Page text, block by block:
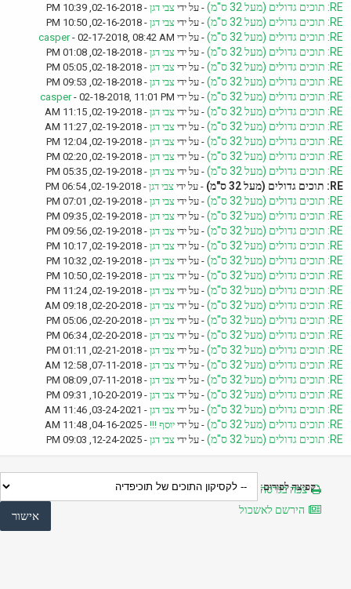
RE: תוכים גדולים (מעל 32 ס"מ) - על ידי צבי דגן - 02-16-2018, 10:39 PM
RE: תוכים גדולים (מעל 32 ס"מ) - על ידי צבי דגן - 02-16-2018, 10:50 PM
RE: תוכים גדולים (מעל 32 ס"מ) - על ידי casper- 02-17-2018, 08:42 AM
RE: תוכים גדולים (מעל 32 ס"מ) - על ידי צבי דגן - 02-18-2018, 01:08 PM
RE: תוכים גדולים (מעל 32 ס"מ) - על ידי צבי דגן - 02-18-2018, 05:05 PM
RE: תוכים גדולים (מעל 32 ס"מ) - על ידי צבי דגן - 02-18-2018, 09:53 PM
RE: תוכים גדולים (מעל 32 ס"מ) - על ידי casper- 02-18-2018, 11:01 PM
RE: תוכים גדולים (מעל 32 ס"מ) - על ידי צבי דגן - 02-19-2018, 11:15 AM
RE: תוכים גדולים (מעל 32 ס"מ) - על ידי צבי דגן - 02-19-2018, 11:27 AM
RE: תוכים גדולים (מעל 32 ס"מ) - על ידי צבי דגן - 02-19-2018, 12:04 PM
RE: תוכים גדולים (מעל 32 ס"מ) - על ידי צבי דגן - 02-19-2018, 02:20 PM
RE: תוכים גדולים (מעל 32 ס"מ) - על ידי צבי דגן - 02-19-2018, 05:35 PM
RE: תוכים גדולים (מעל 32 ס"מ) - על ידי צבי דגן - 02-19-2018, 06:54 PM
RE: תוכים גדולים (מעל 32 ס"מ) - על ידי צבי דגן - 02-19-2018, 07:01 PM
RE: תוכים גדולים (מעל 32 ס"מ) - על ידי צבי דגן - 02-19-2018, 09:35 PM
RE: תוכים גדולים (מעל 32 ס"מ) - על ידי צבי דגן - 02-19-2018, 09:56 PM
RE: תוכים גדולים (מעל 32 ס"מ) - על ידי צבי דגן - 02-19-2018, 10:17 PM
RE: תוכים גדולים (מעל 32 ס"מ) - על ידי צבי דגן - 02-19-2018, 10:32 PM
RE: תוכים גדולים (מעל 32 ס"מ) - על ידי צבי דגן - 02-19-2018, 10:50 PM
RE: תוכים גדולים (מעל 32 ס"מ) - על ידי צבי דגן - 02-19-2018, 11:24 PM
RE: תוכים גדולים (מעל 32 ס"מ) - על ידי צבי דגן - 02-20-2018, 09:18 AM
RE: תוכים גדולים (מעל 32 ס"מ) - על ידי צבי דגן - 02-20-2018, 05:06 PM
RE: תוכים גדולים (מעל 32 ס"מ) - על ידי צבי דגן - 02-20-2018, 06:34 PM
RE: תוכים גדולים (מעל 32 ס"מ) - על ידי צבי דגן - 02-21-2018, 01:11 PM
RE: תוכים גדולים (מעל 32 ס"מ) - על ידי צבי דגן - 07-11-2018, 12:58 AM
RE: תוכים גדולים (מעל 32 ס"מ) - על ידי צבי דגן - 07-11-2018, 08:09 PM
RE: תוכים גדולים (מעל 32 ס"מ) - על ידי צבי דגן - 10-20-2019, 09:31 PM
RE: תוכים גדולים (מעל 32 ס"מ) - על ידי צבי דגן - 03-24-2021, 11:46 AM
RE: תוכים גדולים (מעל 32 ס"מ) - על ידי יוסף !!! - 04-16-2025, 11:48 AM
RE: תוכים גדולים (מעל 32 ס"מ) - על ידי צבי דגן - 12-24-2025, 09:03 PM
צפה בגרסה מותאמת להדפסה
הירשם לאשכול
קפיצה לפורום: